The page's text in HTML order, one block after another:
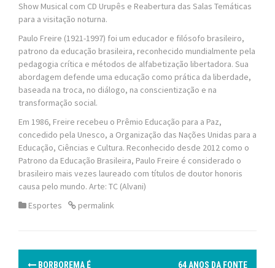
Show Musical com CD Urupês e Reabertura das Salas Temáticas
para a visitação noturna.
Paulo Freire (1921-1997) foi um educador e filósofo brasileiro,
patrono da educação brasileira, reconhecido mundialmente pela
pedagogia crítica e métodos de alfabetização libertadora. Sua
abordagem defende uma educação como prática da liberdade,
baseada na troca, no diálogo, na conscientização e na
transformação social.
Em 1986, Freire recebeu o Prêmio Educação para a Paz,
concedido pela Unesco, a Organização das Nações Unidas para a
Educação, Ciências e Cultura. Reconhecido desde 2012 como o
Patrono da Educação Brasileira, Paulo Freire é considerado o
brasileiro mais vezes laureado com títulos de doutor honoris
causa pelo mundo. Arte: TC (Alvani)
Esportes
permalink
P
BORBOREMA É
64 ANOS DA FONTE